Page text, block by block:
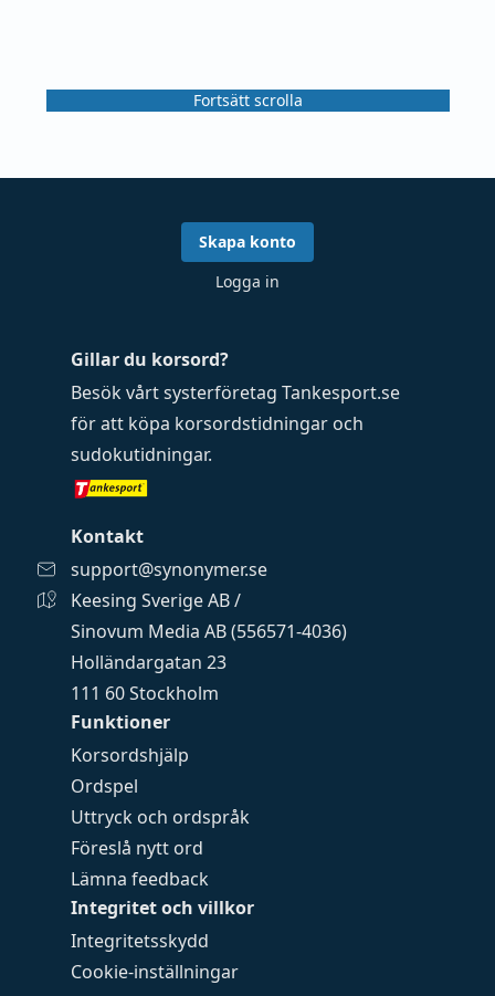
Fortsätt scrolla
Funktioner
Korsordshjälp
Ordspel
Uttryck och ordspråk
Föreslå nytt ord
Lämna feedback
Integritet och villkor
Integritetsskydd
Cookie-inställningar
Gillar du korsord?
Besök vårt systerföretag Tankesport.se
för att köpa korsordstidningar och
sudokutidningar.
Kontakt
support@synonymer.se
Keesing Sverige AB /
Sinovum Media AB (556571-4036)
Holländargatan 23
111 60 Stockholm
Skapa konto
Logga in